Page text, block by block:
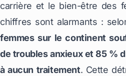
carrière et le bien-être des
chiffres sont alarmants :
femmes sur le continent
de troubles anxieux et 85 %
à aucun traitement. Cette